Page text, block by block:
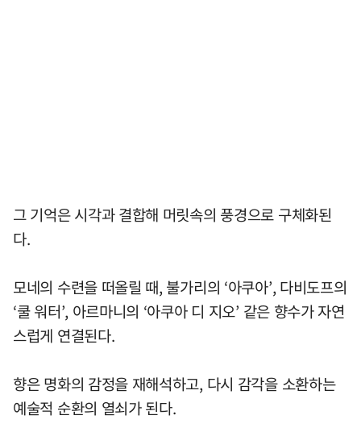
그 기억은 시각과 결합해 머릿속의 풍경으로 구체화된
다.
모네의 수련을 떠올릴 때, 불가리의 ‘아쿠아’, 다비도프의
‘쿨 워터’, 아르마니의 ‘아쿠아 디 지오’ 같은 향수가 자연
스럽게 연결된다.
향은 명화의 감정을 재해석하고, 다시 감각을 소환하는
예술적 순환의 열쇠가 된다.